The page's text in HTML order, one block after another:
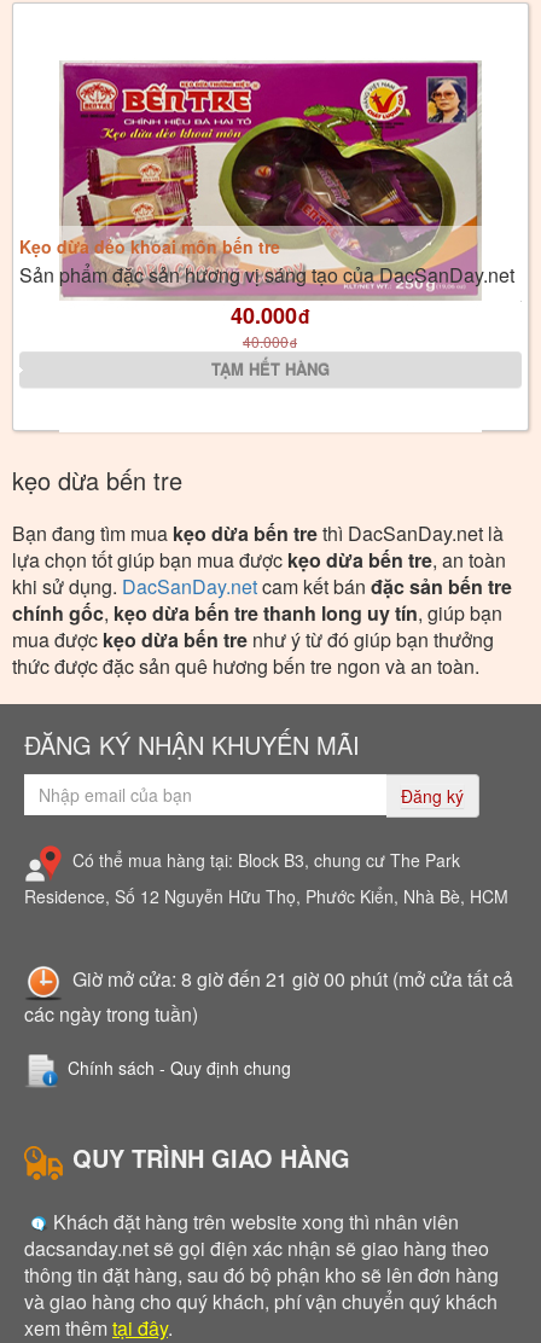
Kẹo dừa dẻo khoai môn bến tre
Sản phẩm đặc sản hương vị sáng tạo của DacSanDay.net
40.000đ
40.000đ
kẹo dừa bến tre
Bạn đang tìm mua kẹo dừa bến trethì DacSanDay.net là
lựa chọn tốt giúp bạn mua được kẹo dừa bến tre, an toàn
khi sử dụng. DacSanDay.netcam kết bán đặc sản bến tre
chính gốc, kẹo dừa bến tre thanh long uy tín, giúp bạn
mua được kẹo dừa bến tre như ý từ đó giúp bạn thưởng
thức được đặc sản quê hương bến tre ngon và an toàn.
ĐĂNG KÝ NHẬN KHUYẾN MÃI
Đăng ký
Có thể mua hàng tại: Block B3, chung cư The Park
Residence, Số 12 Nguyễn Hữu Thọ, Phước Kiển, Nhà Bè, HCM
Giờ mở cửa: 8 giờ đến 21 giờ 00 phút (mở cửa tất cả
các ngày trong tuần)
Chính sách - Quy định chung
QUY TRÌNH GIAO HÀNG
Khách đặt hàng trên website xong thì nhân viên
dacsanday.net sẽ gọi điện xác nhận sẽ giao hàng theo
thông tin đặt hàng, sau đó bộ phận kho sẽ lên đơn hàng
và giao hàng cho quý khách, phí vận chuyển quý khách
xem thêm tại đây.